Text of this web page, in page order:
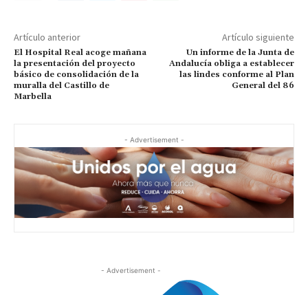
Artículo anterior
El Hospital Real acoge mañana
la presentación del proyecto
básico de consolidación de la
muralla del Castillo de
Marbella
Artículo siguiente
Un informe de la Junta de
Andalucía obliga a establecer
las lindes conforme al Plan
General del 86
- Advertisement -
- Advertisement -